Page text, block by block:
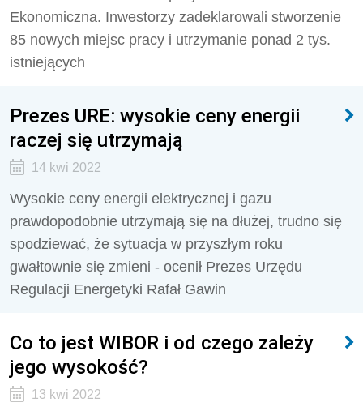
Ekonomiczna. Inwestorzy zadeklarowali stworzenie
85 nowych miejsc pracy i utrzymanie ponad 2 tys.
istniejących
Prezes URE: wysokie ceny energii
raczej się utrzymają
14 kwi 2022
Wysokie ceny energii elektrycznej i gazu
prawdopodobnie utrzymają się na dłużej, trudno się
spodziewać, że sytuacja w przyszłym roku
gwałtownie się zmieni - ocenił Prezes Urzędu
Regulacji Energetyki Rafał Gawin
Co to jest WIBOR i od czego zależy
jego wysokość?
13 kwi 2022